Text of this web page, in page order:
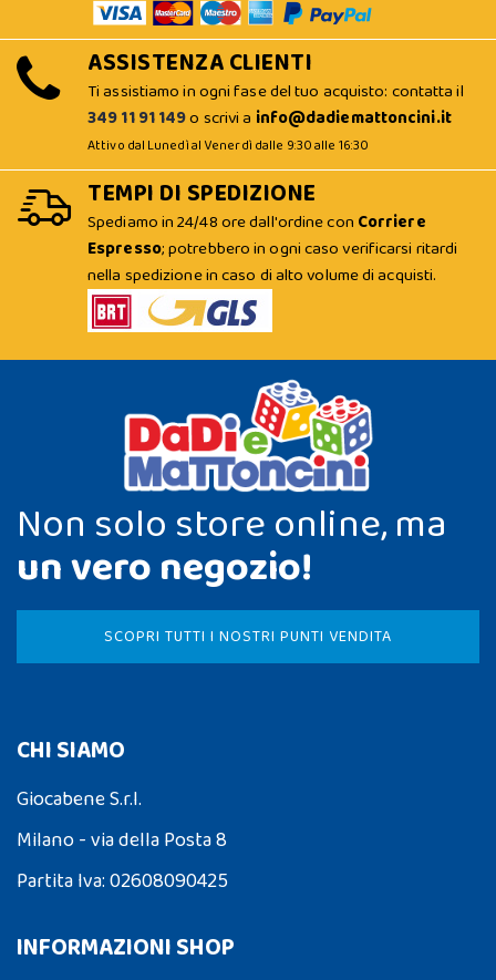
ASSISTENZA CLIENTI
Ti assistiamo in ogni fase del tuo acquisto: contatta il
349 11 91 149o scrivi a info@dadiemattoncini.it
Attivo dal Lunedì al Venerdì dalle 9:30 alle 16:30
TEMPI DI SPEDIZIONE
Spediamo in 24/48 ore dall'ordine con Corriere
Espresso; potrebbero in ogni caso verificarsi ritardi
nella spedizione in caso di alto volume di acquisti.
Non solo store online, ma
un vero negozio!
SCOPRI TUTTI I NOSTRI PUNTI VENDITA
CHI SIAMO
Giocabene S.r.l.
Milano - via della Posta 8
Partita Iva: 02608090425
INFORMAZIONI SHOP